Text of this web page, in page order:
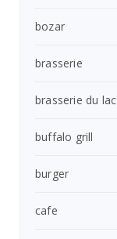
bozar
brasserie
brasserie du lac
buffalo grill
burger
cafe